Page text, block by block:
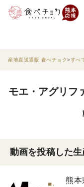
産地直送通販 食べチョク すべ
モエ・アグリフ
動画を投稿した生
熊本